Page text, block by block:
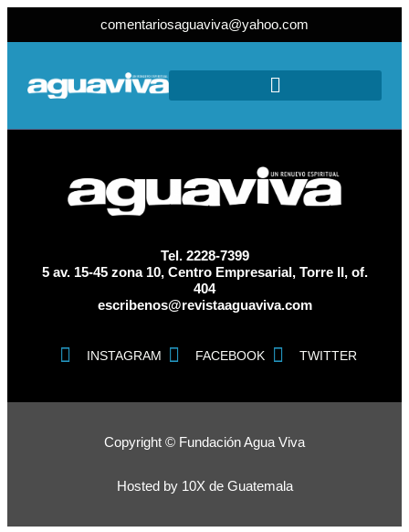
comentariosaguaviva@yahoo.com
Tel. 2228-7399
5 av. 15-45 zona 10, Centro Empresarial, Torre II, of.
404
escribenos@revistaaguaviva.com
INSTAGRAM FACEBOOK TWITTER
Copyright © Fundación Agua Viva
Hosted by 10X de Guatemala